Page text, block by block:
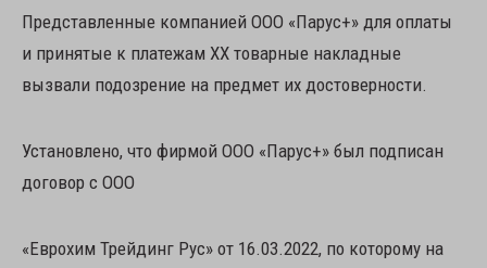
Представленные компанией ООО «Парус+» для оплаты
и принятые к платежам ХХ товарные накладные
вызвали подозрение на предмет их достоверности.
Установлено, что фирмой ООО «Парус+» был подписан
договор с ООО
«Еврохим Трейдинг Рус» от 16.03.2022, по которому на